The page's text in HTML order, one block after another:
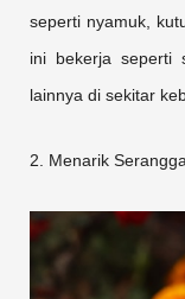
seperti nyamuk,
ini bekerja seperti
lainnya di sekitar
2. Menarik